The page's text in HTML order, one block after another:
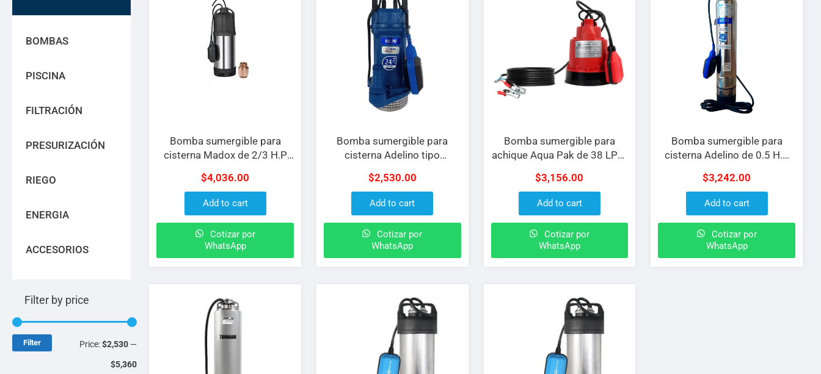
BOMBAS
PISCINA
FILTRACIÓN
PRESURIZACIÓN
RIEGO
ENERGIA
ACCESORIOS
Filter by price
Filter Price:$2,530 —
$5,360
Bomba sumergible para
cisterna Madox de 2/3 H.P
check
$4,036.00
Add to cart
Cotizar por
WhatsApp
Bomba sumergible para
cisterna Adelino tipo
con flotador
$2,530.00
Add to cart
Cotizar por
WhatsApp
Bomba sumergible para
achique Aqua Pak de 38 LPM
MM a 180 W y 12 Vcd con
descarga de 1/2″
$3,156.00
Add to cart
Cotizar por
WhatsApp
Bomba sumergible para
cisterna Adelino de 0.5 H.P
descarga de 1-1/4″ con
flotador
$3,242.00
Add to cart
Cotizar por
WhatsApp